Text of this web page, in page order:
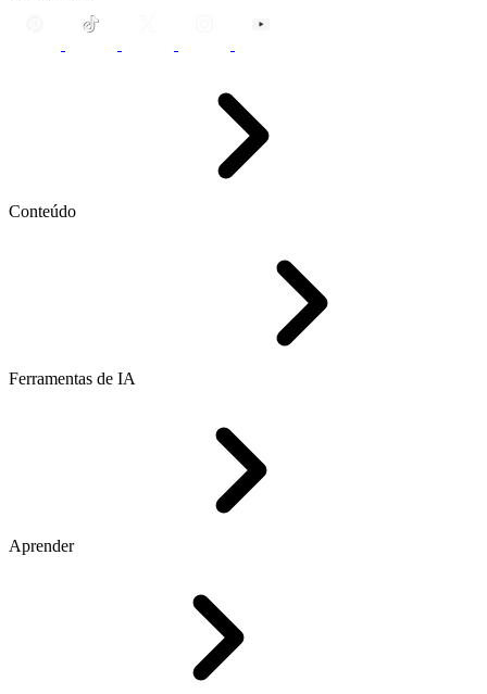
Conteúdo
Ferramentas de IA
Aprender